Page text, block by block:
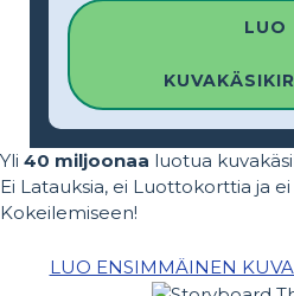
LUO
Yli 40 miljoonaa luotua
Ei Latauksia, ei Luottokorttia ja
Kokeilemiseen!
LUO ENSIMMÄINEN